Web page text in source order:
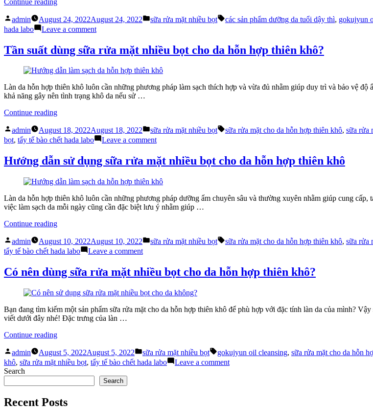
hợp
sữa
mặt
nhiều
với
phẩm
nào?”
Posted
by
admin August 24, 2022August 24, 2022
Posted
sữa rửa mặt nhiều bọt Tags:
các sản phẩm dưỡng da tuổi dậy thì, gokujyun
hada labo
Leave a commenton
hợp
rửa
nhiều
bọt
nào?
Tần suất dùng sữa rửa mặt nhiều bọt cho da hỗn hợp thiên khô?
Làn da hỗn hợp thiên khô luôn cần những phương pháp làm sạch thích hợp và vừa đủ nhằm giúp duy trì và bảo vệ
khả năng gây nên tình trạng khô da nếu sử …
Continue reading“Tần
dùng
sữa
nhiều
cho
hỗn
hợp
khô?”
Posted
by
admin August 18, 2022August 18, 2022
Posted
in
sữa rửa mặt nhiều bọt Tags:
sữa rửa mặt cho da hỗn hợp thiên khô, sữa rửa
bọt, tẩy tế bào chết hada labo Leave a commenton
suất
dùng
rửa
nhiều
bọt
hợp
Hướng dẫn sử dụng sữa rửa mặt nhiều bọt cho da hỗn hợp thiên khô
Làn da hỗn hợp thiên khô luôn cần những phương pháp dưỡng ẩm chuyên sâu và thường xuyên nhằm giúp cung
việc làm sạch da mỗi ngày cũng cần đặc biệt lưu ý nhằm giúp …
Continue reading“Hướng
sử
dụng
mặt
bọt
da
hỗn
thiên
Posted
by
admin August 10, 2022August 10, 2022
Posted
sữa rửa mặt nhiều bọt Tags:
sữa rửa mặt cho da hỗn hợp thiên khô, sữa rửa
tẩy tế bào chết hada labo
Leave a commenton
dẫn
sử
sữa
mặt
hỗn
hợp
Có nên dùng sữa rửa mặt nhiều bọt cho da hỗn hợp thiên khô?
Bạn đang tìm kiếm một sản phẩm sữa rửa mặt cho da hỗn hợp thiên khô để phù hợp với đặc tính làn da của mình?
viết dưới đây nhé! Đặc trưng của làn …
Continue reading“Có
dùng
sữa
mặt
nhiều
cho
Posted
by
admin August 5, 2022August 5, 2022
Posted
in
sữa rửa mặt nhiều bọt Tags:
gokujyun oil cleansing, sữa rửa mặt cho da hỗn
khô, sữa rửa mặt nhiều bọt, tẩy tế bào chết hada labo Leave a commenton
Search
Search
Recent Posts